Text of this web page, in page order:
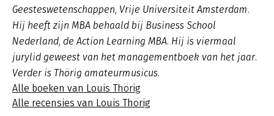
Geesteswetenschappen, Vrije Universiteit Amsterdam.
Hij heeft zijn MBA behaald bij Business School
Nederland, de Action Learning MBA. Hij is viermaal
jurylid geweest van het managementboek van het jaar.
Verder is Thörig amateurmusicus.
Alle boeken van Louis Thörig
Alle recensies van Louis Thörig